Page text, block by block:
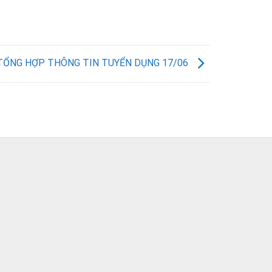
HỢP THÔNG TIN TUYỂN DỤNG 17/06